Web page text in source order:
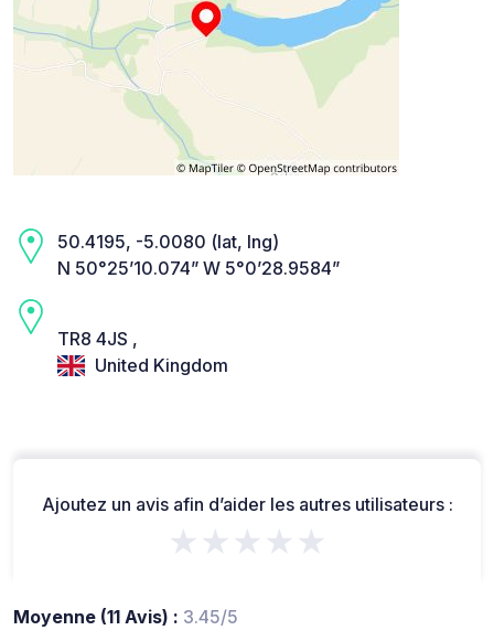
50.4195, -5.0080 (lat, lng)
N 50°25’10.074” W 5°0’28.9584”
TR8 4JS ,
United Kingdom
Ajoutez un avis afin d’aider les autres utilisateurs :
★★★★★
Moyenne (11 Avis) : 3.45/5